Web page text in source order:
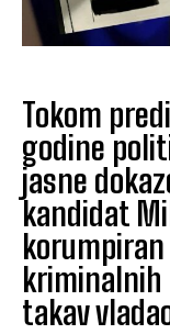
Tokom
godine
jasne
kandidat
kriminalnih
takav